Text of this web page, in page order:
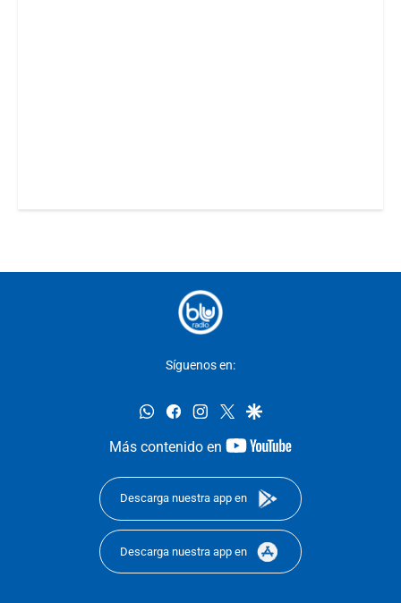
Síguenos en:
whatsappfacebookinstagram
twittergoogle
Más contenido en
youtube-
Descarga nuestra app en
Descarga nuestra app en